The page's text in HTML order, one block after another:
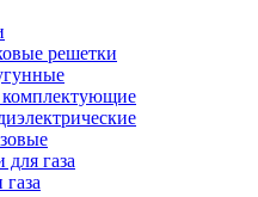
решетки
комплектующие
газа